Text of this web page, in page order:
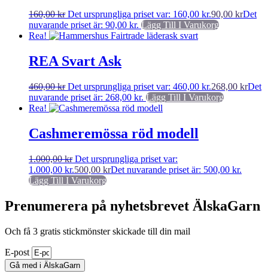
160,00kr Det ursprungliga priset var: 160,00 kr.90,00 krDet
nuvarande priset är: 90,00 kr. Lägg Till I Varukorg
Rea!
REA Svart Ask
460,00kr Det ursprungliga priset var: 460,00 kr.268,00 krDet
nuvarande priset är: 268,00 kr. Lägg Till I Varukorg
Rea!
Cashmeremössa röd modell
1.000,00kr Det ursprungliga priset var:
1.000,00 kr.500,00 krDet nuvarande priset är: 500,00 kr.
Lägg Till I Varukorg
Prenumerera på nyhetsbrevet ÄlskaGarn
Och få 3 gratis stickmönster skickade till din mail
E-post
Gå med i ÄlskaGarn